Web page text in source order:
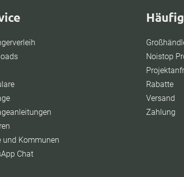
und Kommunen
Chat
Noistop
Rabatte
Versand
Zahlung